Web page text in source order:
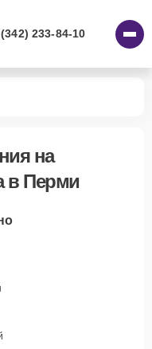
233-84-10
на
в Перми